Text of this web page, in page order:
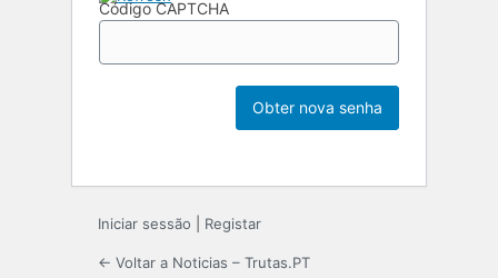
Código CAPTCHA
Iniciar sessão Registar
← Voltar a Noticias – Trutas.PT